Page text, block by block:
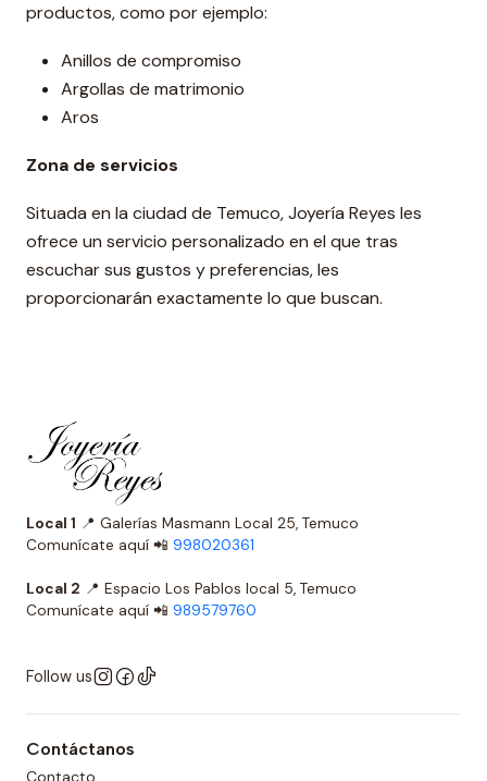
productos, como por ejemplo:
Anillos de compromiso
Argollas de matrimonio
Aros
Zona de servicios
Situada en la ciudad de Temuco, Joyería Reyes les
ofrece un servicio personalizado en el que tras
escuchar sus gustos y preferencias, les
proporcionarán exactamente lo que buscan.
Local 1 📍 Galerías Masmann Local 25, Temuco
Comunícate aquí 📲 998020361
Local 2 📍 Espacio Los Pablos local 5, Temuco
Comunícate aquí 📲 989579760
Follow us
Contáctanos
Contacto